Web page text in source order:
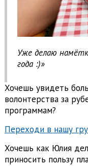
Уже делаю
года :)»
Хочешь увидеть
волонтерства за
программам?
Переходи в нашу
Хочешь как Юлия
приносить пользу